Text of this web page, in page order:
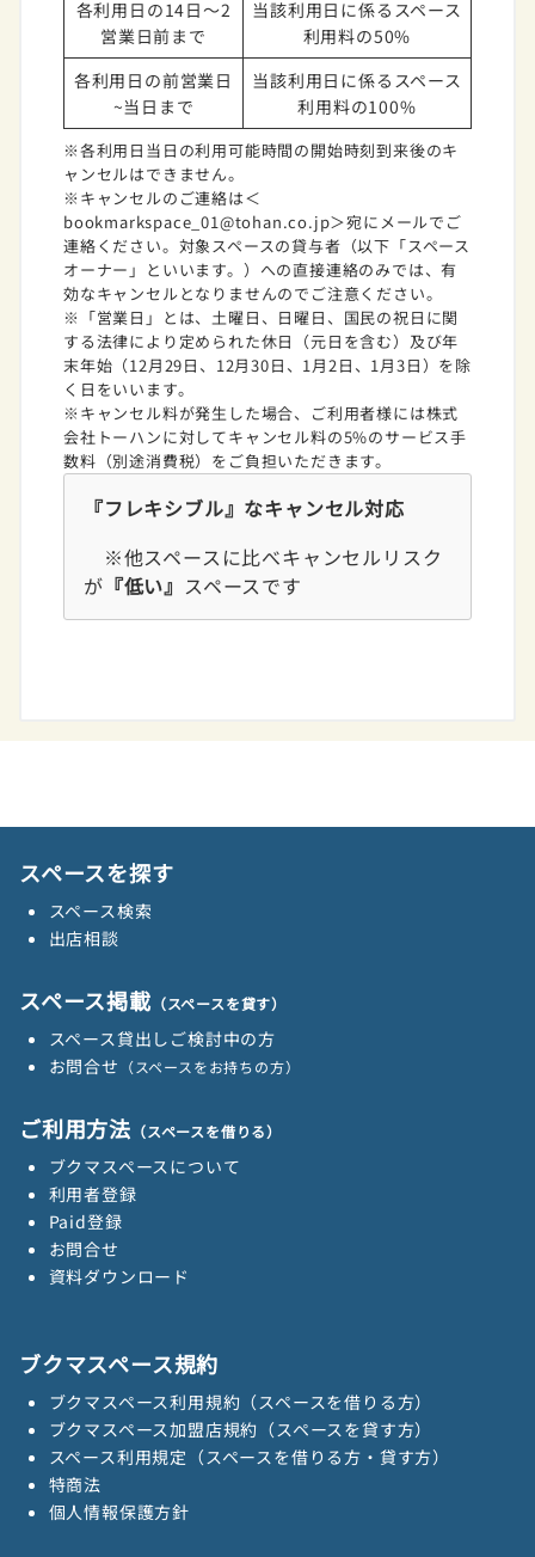
各利用日の14日～2
営業日前まで
当該利用日に係るスペース
利用料の50%
各利用日の前営業日
~当日まで
当該利用日に係るスペース
利用料の100%
※各利用日当日の利用可能時間の開始時刻到来後のキ
ャンセルはできません。
※キャンセルのご連絡は＜
bookmarkspace_01@tohan.co.jp＞宛にメールでご
連絡ください。対象スペースの貸与者（以下「スペース
オーナー」といいます。）への直接連絡のみでは、有
効なキャンセルとなりませんのでご注意ください。
※「営業日」とは、土曜日、日曜日、国民の祝日に関
する法律により定められた休日（元日を含む）及び年
末年始（12月29日、12月30日、1月2日、1月3日）を除
く日をいいます。
※キャンセル料が発生した場合、ご利用者様には株式
会社トーハンに対してキャンセル料の5%のサービス手
数料（別途消費税）をご負担いただきます。
『フレキシブル』なキャンセル対応
※他スペースに比べキャンセルリスク
が 『低い』 スペースです
スペースを探す
スペース検索
出店相談
スペース掲載 （スペースを貸す）
スペース貸出しご検討中の方
お問合せ （スペースをお持ちの方）
ご利用方法 （スペースを借りる）
ブクマスペースについて
利用者登録
Paid登録
お問合せ
資料ダウンロード
ブクマスペース規約
ブクマスペース利用規約（スペースを借りる方）
ブクマスペース加盟店規約（スペースを貸す方）
スペース利用規定（スペースを借りる方・貸す方）
特商法
個人情報保護方針